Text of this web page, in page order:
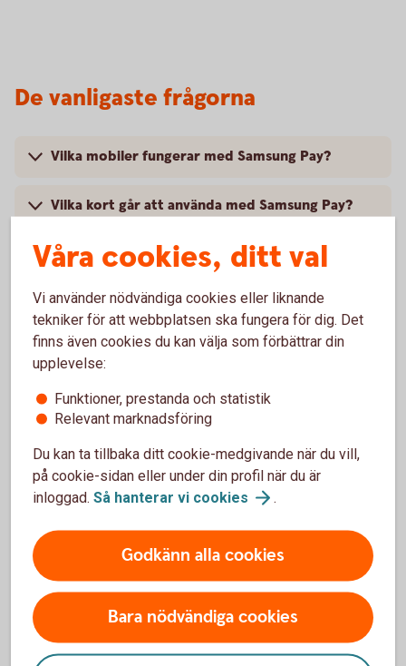
De vanligaste frågorna
Vilka mobiler fungerar med Samsung Pay?
Vilka kort går att använda med Samsung Pay?
Är det säkert att betala med Samsung Pay?
Hur betalar jag med Samsung Pay?
Har du frågor om Samsung
Pay?
Om du har frågor eller funderingar om hur Samsung
Pay fungerar, vänd dig till Samsung för mer
www.samsung.com/se/
Våra cookies, ditt val
Vi använder nödvändiga cookies eller liknande
tekniker för att webbplatsen ska fungera för dig. Det
finns även cookies du kan välja som förbättrar din
upplevelse:
Funktioner, prestanda och statistik
Relevant marknadsföring
Du kan ta tillbaka ditt cookie-medgivande när du vill,
på cookie-sidan eller under din profil när du är
inloggad. Så hanterar vi cookies .
Godkänn alla cookies
Bara nödvändiga cookies